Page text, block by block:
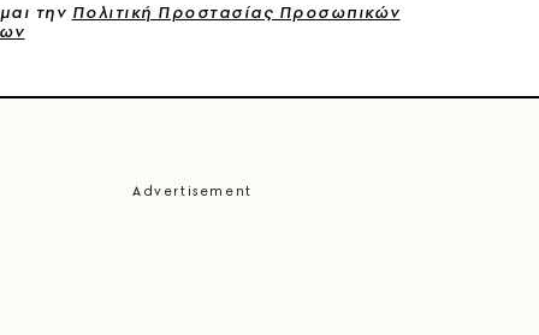
την Πολιτική Προστασίας Προσωπικών